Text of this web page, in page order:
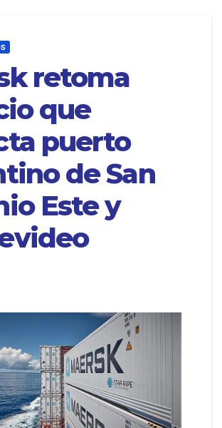
retoma
que
puerto
de San
Este y